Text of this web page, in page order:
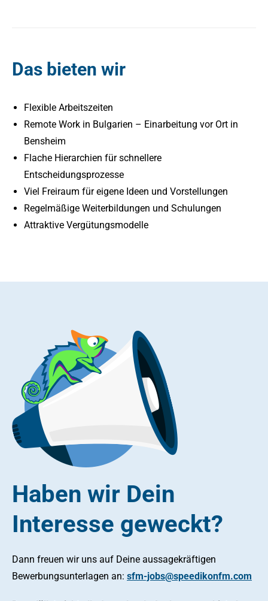
Das bieten wir
Flexible Arbeitszeiten
Remote Work in Bulgarien – Einarbeitung vor Ort in
Bensheim
Flache Hierarchien für schnellere
Entscheidungsprozesse
Viel Freiraum für eigene Ideen und Vorstellungen
Regelmäßige Weiterbildungen und Schulungen
Attraktive Vergütungsmodelle
Haben wir Dein
Interesse geweckt?
Dann freuen wir uns auf Deine aussagekräftigen
Bewerbungsunterlagen an: sfm-jobs@speedikonfm.com